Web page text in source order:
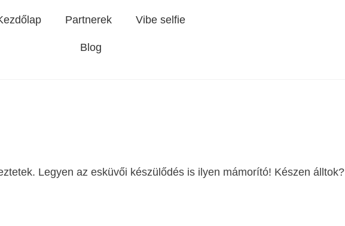
Partnerek Vibe selfie
Blog
Legyen az esküvői készülődés is ilyen mámorító! Készen álltok?